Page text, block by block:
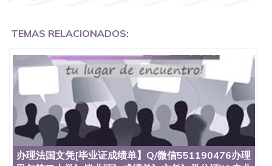
State University）圣 塞州立大学学历（San Jose
State University）圣何塞州立大学（San Jose State
University）圣何塞州立大学（San Jose State
University）圣何塞州立大学（San Jose State
University）圣何塞州立大学学位证（San Jose State
University）圣何塞州立大学学位证（San Jose State
University）圣何塞州立大学学位证（San Jose State
University）圣何塞州立大学（San Jose State
University）圣何塞州立大学（San Jose State
University）圣何塞州立大学（San Jose State
University）圣何塞州立大学（San Jose State
TEMAS RELACIONADOS:
办理法国文凭[毕业证成绩单】Q/微信551190476办理